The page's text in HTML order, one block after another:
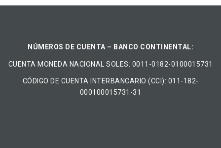
NÚMEROS DE CUENTA – BANCO CONTINENTAL:
CUENTA MONEDA NACIONAL​ ​SOLES​: 0011-0182-0100015731
CÓDIGO DE CUENTA INTERBANCARIO (CCI): 011-182-
000100015731-31